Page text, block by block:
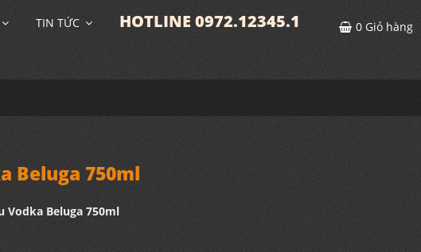
TIN TỨC HOTLINE 0972.12345.1 0 Giỏ hàng
Beluga 750ml
Vodka Beluga 750ml